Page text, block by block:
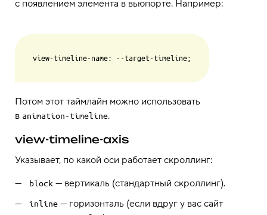
с появлением элемента в вьюпорте. Например:
Потом этот таймлайн можно использовать
в animation-timeline.
view-timeline-axis
Указывает, по какой оси работает скроллинг:
block — вертикаль (стандартный скроллинг).
inline — горизонталь (если вдруг у вас сайт